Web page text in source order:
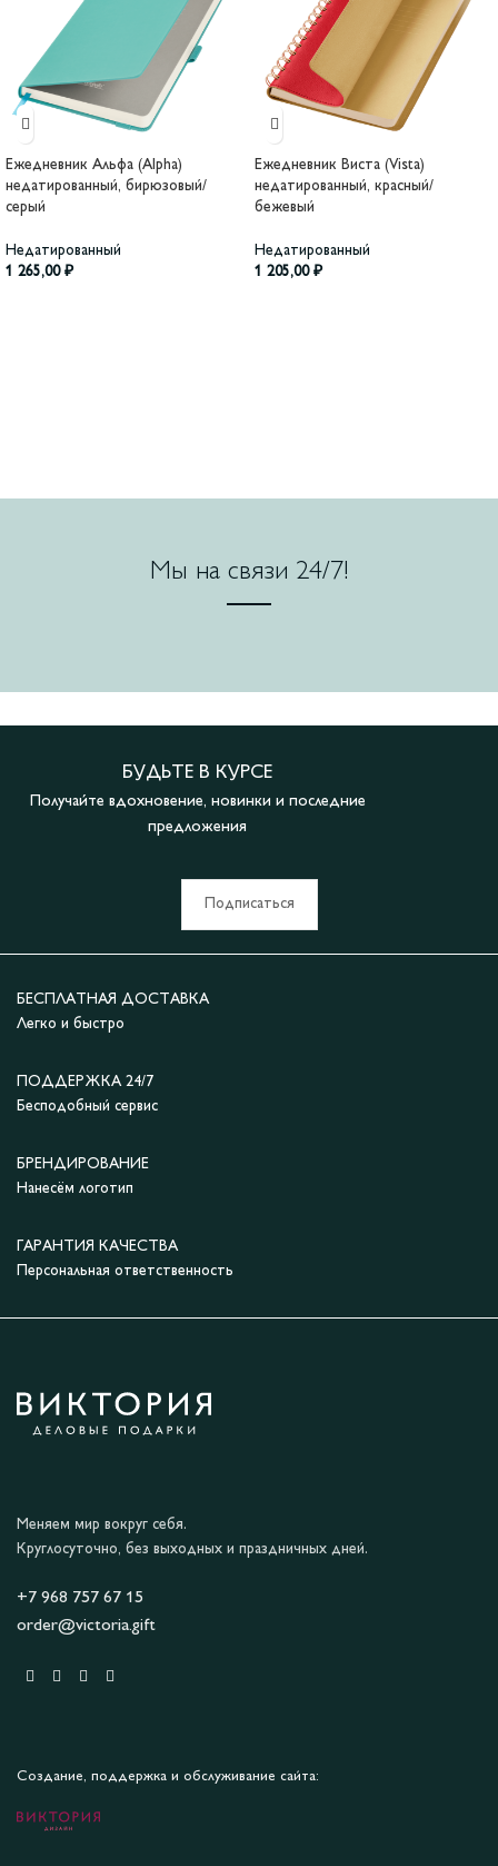
Ежедневник Альфа (Alpha)
недатированный, бирюзовый/
серый
Недатированный
1 265,00 ₽
Ежедневник Виста (Vista)
недатированный, красный/
бежевый
Недатированный
1 205,00 ₽
Мы на связи 24/7!
БУДЬТЕ В КУРСЕ
Получайте вдохновение, новинки и последние
предложения
Подписаться
БЕСПЛАТНАЯ ДОСТАВКА
Легко и быстро
ПОДДЕРЖКА 24/7
Бесподобный сервис
БРЕНДИРОВАНИЕ
Нанесём логотип
ГАРАНТИЯ КАЧЕСТВА
Персональная ответственность
Меняем мир вокруг себя.
Круглосуточно, без выходных и праздничных дней.
+7 968 757 67 15
order@victoria.gift
Создание, поддержка и обслуживание сайта: